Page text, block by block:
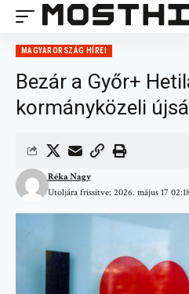
MAGYARORSZÁG HÍREI
Bezár a Győr+
kormányközeli
Utoljára frissítve: 2026. május 17 02:18
Réka Nagy